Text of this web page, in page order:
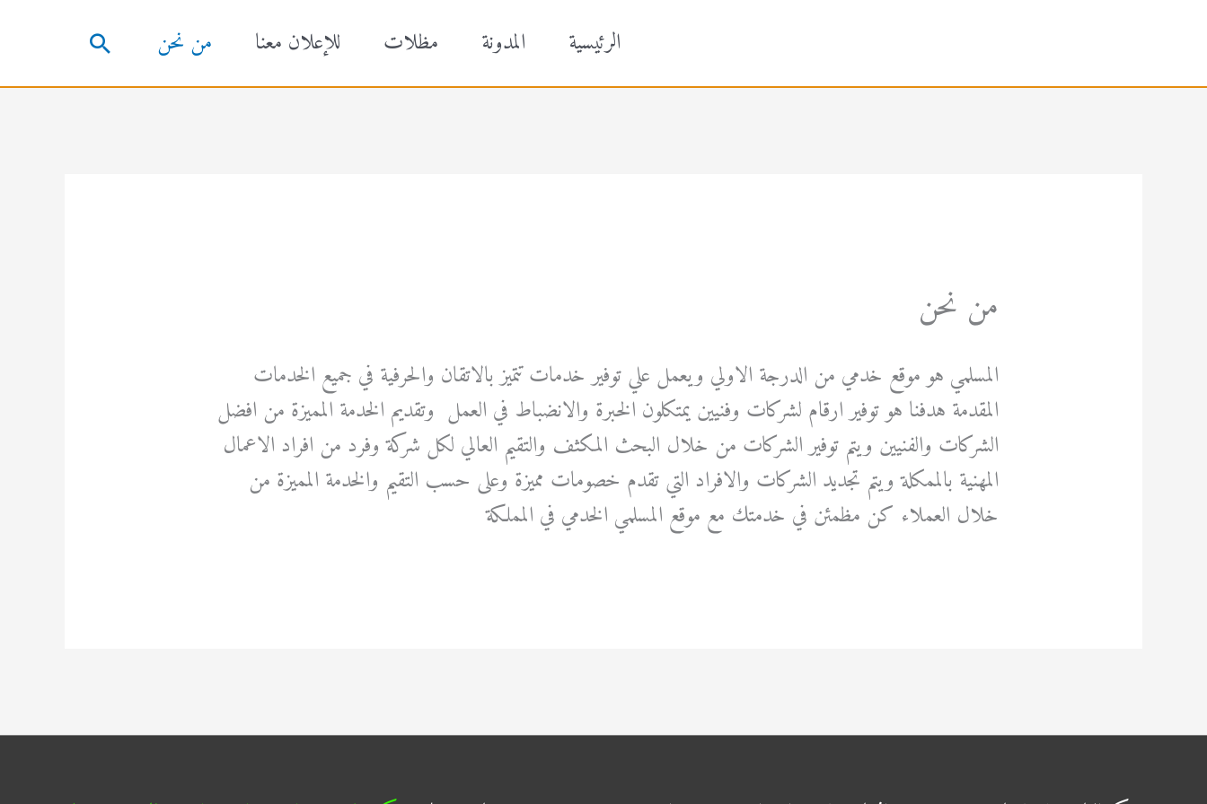
المحتوى
الرئيسية المدونة مظلات للإعلان معنا من نحن البحث
من نحن
المسلمي هو موقع خدمي من الدرجة الاولي ويعمل علي توفير خدمات تتميز بالاتقان والحرفية في جميع الخدمات
المقدمة هدفنا هو توفير ارقام لشركات وفنيين يمتكلون الخبرة والانضباط في العمل وتقديم الخدمة المميزة من افضل
الشركات والفنيين ويتم توفير الشركات من خلال البحث المكثف والتقيم العالي لكل شركة وفرد من افراد الاعمال
المهنية بالممكلة ويتم تجديد الشركات والافراد التي تقدم خصومات مميزة وعلى حسب التقيم والخدمة المميزة من
خلال العملاء كن مظمئن في خدمتك مع موقع المسلمي الخدمي في المملكة